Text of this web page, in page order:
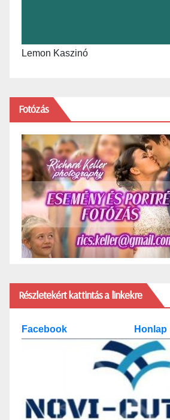
Lemon Kaszinó
Fotózás
Részletekért kattintás a linkekre
Facebook Honlap